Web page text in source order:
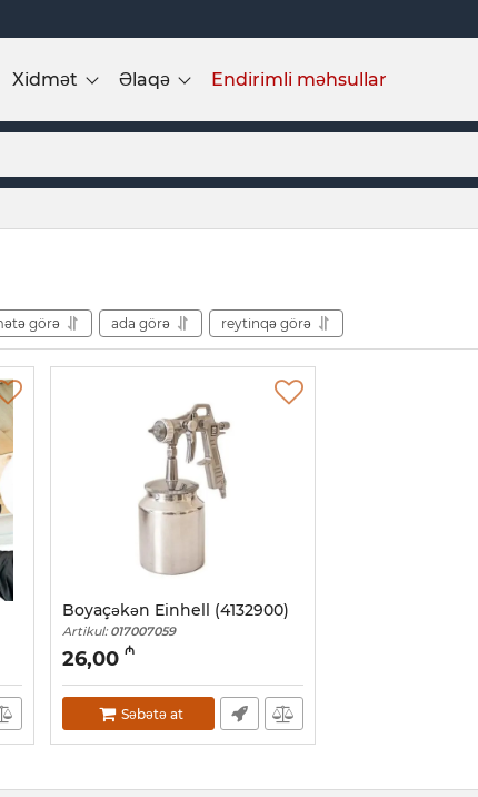
Xidmət Əlaqə Endirimli məhsullar
görə ada görə reytinqə görə
Boyaçəkən Einhell (4132900)
Artikul: 017007059
26,00 ₼
Səbətə at